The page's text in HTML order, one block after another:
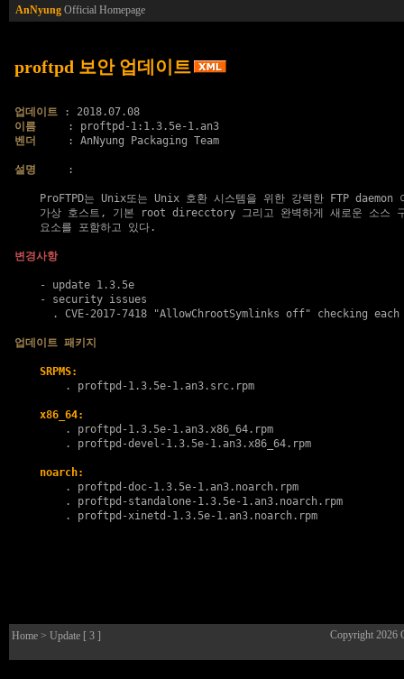
AnNyung Official Homepage
proftpd 보안 업데이트
업데이트
: 2018.07.08
이름
     : proftpd-1:1.3.5e-1.an3
벤더
     : AnNyung Packaging Team
설명
     :
ProFTPD는 Unix또는 Unix 호환 시스템을 위한 강력한 FTP daemon
가상 호스트, 기본 root direcctory 그리고 완벽하게 새로운 소스
    요소를 포함하고 있다.
변경사항
    - update 1.3.5e
    - security issues
      .
CVE-2017-7418 "AllowChrootSymlinks off" checking each
업데이트 패키지
SRPMS:
        .
proftpd-1.3.5e-1.an3.src.rpm
x86_64:
        .
proftpd-1.3.5e-1.an3.x86_64.rpm
        .
proftpd-devel-1.3.5e-1.an3.x86_64.rpm
noarch:
        .
proftpd-doc-1.3.5e-1.an3.noarch.rpm
        .
proftpd-standalone-1.3.5e-1.an3.noarch.rpm
        .
proftpd-xinetd-1.3.5e-1.an3.noarch.rpm
Home > Update [ 3 ] Copyright 2026